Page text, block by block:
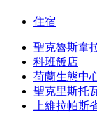
住宿
聖克魯斯韋
科班飯店
荷蘭生態中
聖克里斯托
上維拉帕斯